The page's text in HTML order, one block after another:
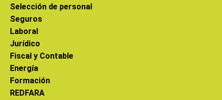
Selección de personal
Seguros
Laboral
Jurídico
Fiscal y Contable
Energía
Formación
REDFARA